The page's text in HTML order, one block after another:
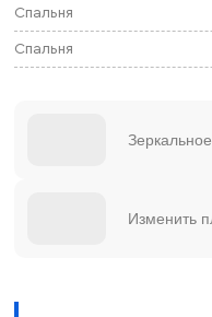
Спальня
Спальня
Изменить